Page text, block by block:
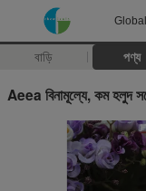
বাড়ি পণ্য
Aeea বিনামূল্যে, কম হলুদ